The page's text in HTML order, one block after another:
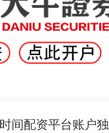
间配资平台账户独